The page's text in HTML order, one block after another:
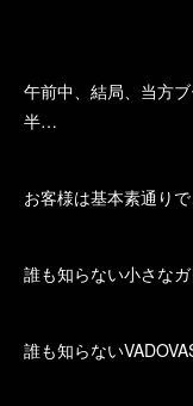
午前中、結局、当方
半…
お客様は基本素通り
誰も知らない小さな
誰も知らない